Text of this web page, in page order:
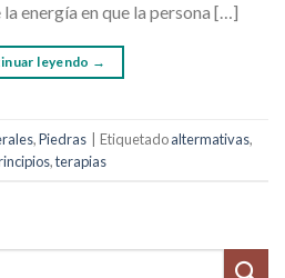
energía en que la persona […]
leyendo →
,Piedras | Etiquetadoaltermativas,
,terapias